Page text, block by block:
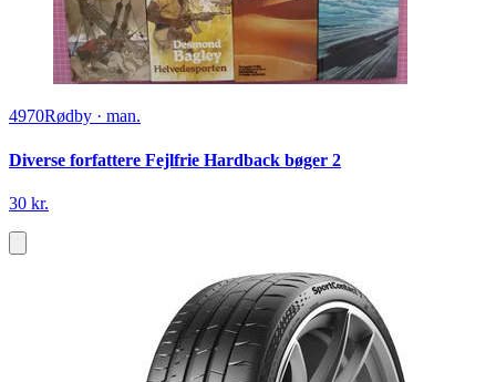
4970Rødby · man.
Diverse forfattere Fejlfrie Hardback bøger 2
30 kr.